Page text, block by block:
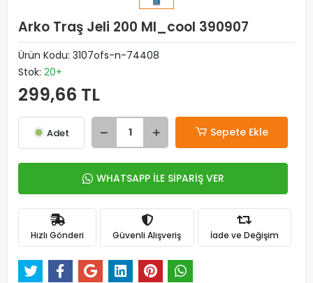
Arko Traş Jeli 200 Ml_cool 390907
Ürün Kodu: 3107ofs-n-74408
Stok: 20+
299,66 TL
Adet Sepete Ekle
WHATSAPP İLE SİPARİŞ VER
Hızlı Gönderi Güvenli Alışveriş İade ve Değişim